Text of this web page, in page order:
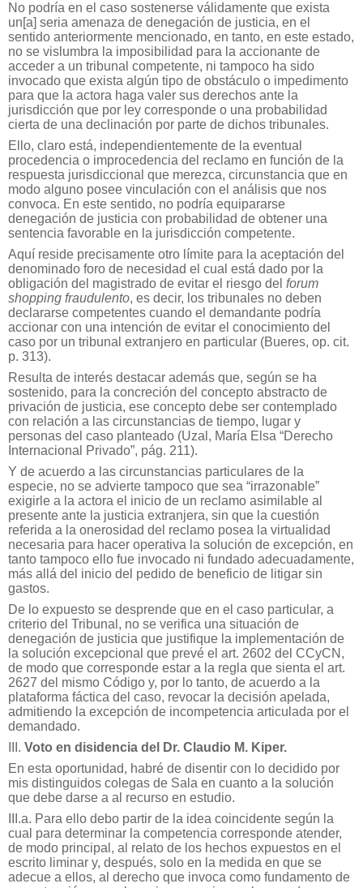
No podría en el caso sostenerse válidamente que exista
un[a] seria amenaza de denegación de justicia, en el
sentido anteriormente mencionado, en tanto, en este estado,
no se vislumbra la imposibilidad para la accionante de
acceder a un tribunal competente, ni tampoco ha sido
invocado que exista algún tipo de obstáculo o impedimento
para que la actora haga valer sus derechos ante la
jurisdicción que por ley corresponde o una probabilidad
cierta de una declinación por parte de dichos tribunales.
Ello, claro está, independientemente de la eventual
procedencia o improcedencia del reclamo en función de la
respuesta jurisdiccional que merezca, circunstancia que en
modo alguno posee vinculación con el análisis que nos
convoca. En este sentido, no podría equipararse
denegación de justicia con probabilidad de obtener una
sentencia favorable en la jurisdicción competente.
Aquí reside precisamente otro límite para la aceptación del
denominado foro de necesidad el cual está dado por la
obligación del magistrado de evitar el riesgo del forum
shopping fraudulento, es decir, los tribunales no deben
declararse competentes cuando el demandante podría
accionar con una intención de evitar el conocimiento del
caso por un tribunal extranjero en particular (Bueres, op. cit.
p. 313).
Resulta de interés destacar además que, según se ha
sostenido, para la concreción del concepto abstracto de
privación de justicia, ese concepto debe ser contemplado
con relación a las circunstancias de tiempo, lugar y
personas del caso planteado (Uzal, María Elsa “Derecho
Internacional Privado”, pág. 211).
Y de acuerdo a las circunstancias particulares de la
especie, no se advierte tampoco que sea “irrazonable”
exigirle a la actora el inicio de un reclamo asimilable al
presente ante la justicia extranjera, sin que la cuestión
referida a la onerosidad del reclamo posea la virtualidad
necesaria para hacer operativa la solución de excepción, en
tanto tampoco ello fue invocado ni fundado adecuadamente,
más allá del inicio del pedido de beneficio de litigar sin
gastos.
De lo expuesto se desprende que en el caso particular, a
criterio del Tribunal, no se verifica una situación de
denegación de justicia que justifique la implementación de
la solución excepcional que prevé el art. 2602 del CCyCN,
de modo que corresponde estar a la regla que sienta el art.
2627 del mismo Código y, por lo tanto, de acuerdo a la
plataforma fáctica del caso, revocar la decisión apelada,
admitiendo la excepción de incompetencia articulada por el
demandado.
III. Voto en disidencia del Dr. Claudio M. Kiper.
En esta oportunidad, habré de disentir con lo decidido por
mis distinguidos colegas de Sala en cuanto a la solución
que debe darse a al recurso en estudio.
III.a. Para ello debo partir de la idea coincidente según la
cual para determinar la competencia corresponde atender,
de modo principal, al relato de los hechos expuestos en el
escrito liminar y, después, solo en la medida en que se
adecue a ellos, al derecho que invoca como fundamento de